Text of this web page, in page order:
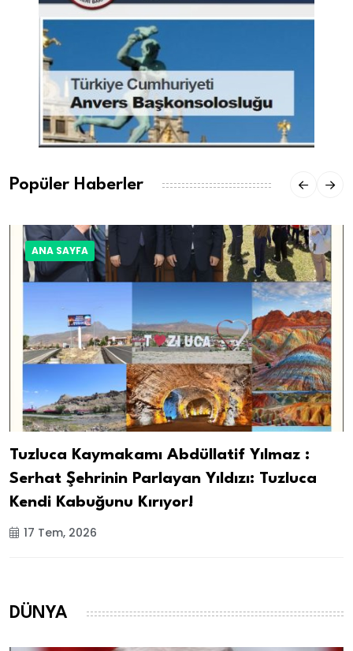
Popüler Haberler
ANA SAYFA
Tuzluca Kaymakamı Abdüllatif Yılmaz :
Serhat Şehrinin Parlayan Yıldızı: Tuzluca
Kendi Kabuğunu Kırıyor!
17 Tem, 2026
DÜNYA